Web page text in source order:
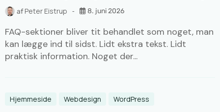
afPeter Eistrup 8. juni 2026
FAQ-sektioner bliver tit behandlet som noget, man
kan lægge ind til sidst. Lidt ekstra tekst. Lidt
praktisk information. Noget der...
Hjemmeside Webdesign WordPress